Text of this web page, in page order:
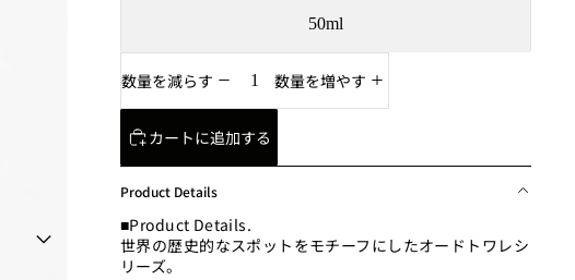
50ml
数量を減らす 数量を増やす
カートに追加する
Product Details
■Product Details.
世界の歴史的なスポットをモチーフにしたオードトワレシ
リーズ。